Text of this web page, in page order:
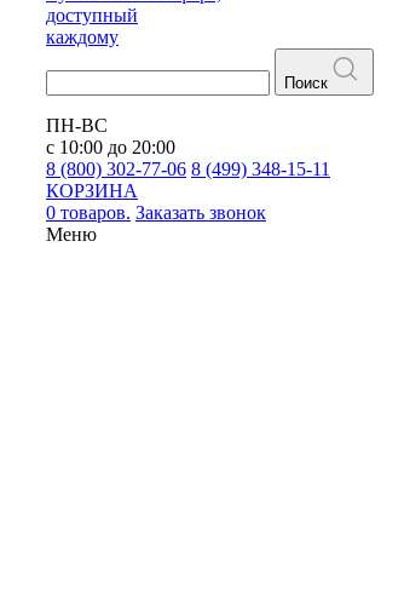
доступный
каждому
Поиск
ПН-ВС
с 10:00 до 20:00
8 (800) 302-77-06 8 (499) 348-15-11
КОРЗИНА
0 товаров. Заказать звонок
Меню